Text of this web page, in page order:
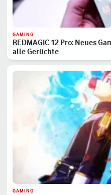
GAMING
REDMAGIC 12 Pro: Neues
alle Gerüchte
GAMING